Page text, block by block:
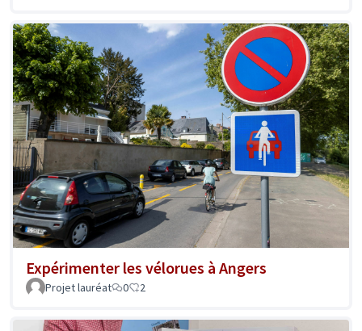
Expérimenter les vélorues à Angers
Projet lauréat 0 2